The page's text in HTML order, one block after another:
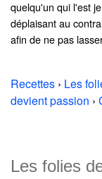
quelqu'un qui l'est
déplaisant au
afin de ne pas
Recettes › Les
devient passion ›
Les folies